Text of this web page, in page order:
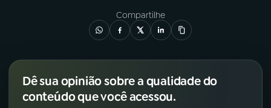
Compartilhe
Dê sua opinião sobre a qualidade do
conteúdo que você acessou.